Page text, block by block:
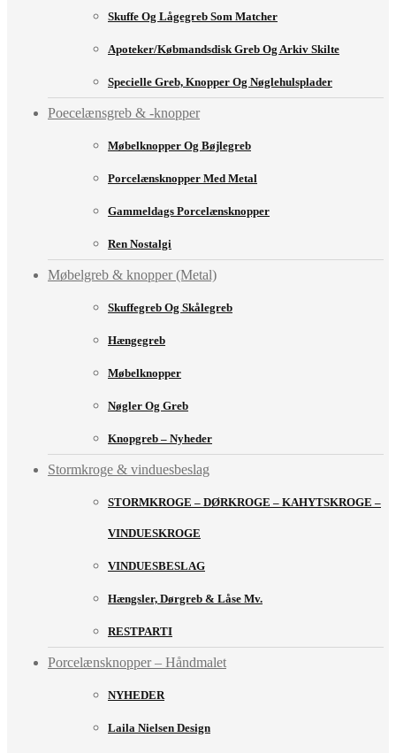
Skuffe Og Lågegreb Som Matcher
Apoteker/købmandsdisk Greb Og Arkiv Skilte
Specielle Greb, Knopper Og Nøglehulsplader
Poecelænsgreb & -knopper
Møbelknopper Og Bøjlegreb
Porcelænsknopper Med Metal
Gammeldags Porcelænsknopper
Ren Nostalgi
Møbelgreb & knopper (Metal)
Skuffegreb Og Skålegreb
Hængegreb
Møbelknopper
Nøgler Og Greb
Knopgreb – Nyheder
Stormkroge & vinduesbeslag
STORMKROGE – DØRKROGE – KAHYTSKROGE –
VINDUESKROGE
VINDUESBESLAG
Hængsler, Dørgreb & Låse Mv.
RESTPARTI
Porcelænsknopper – Håndmalet
NYHEDER
Laila Nielsen Design